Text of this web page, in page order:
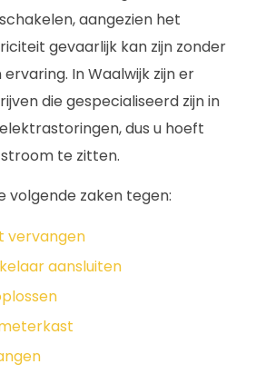
aangezien het
gevaarlijk kan zijn zonder
In Waalwijk zijn er
die gespecialiseerd zijn in
dus u hoeft
te zitten.
volgende zaken tegen:
vervangen
aansluiten